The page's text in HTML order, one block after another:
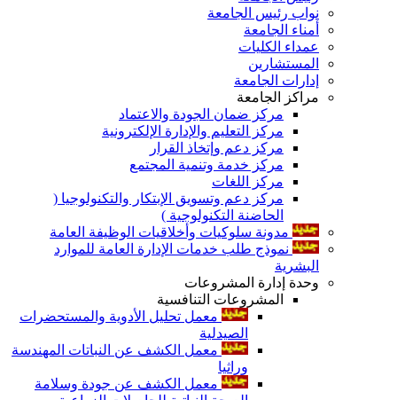
نواب رئيس الجامعة
أمناء الجامعة
عمداء الكليات
المستشارين
إدارات الجامعة
مراكز الجامعة
مركز ضمان الجودة والاعتماد
مركز التعليم والإدارة الإلكترونية
مركز دعم وإتخاذ القرار
مركز خدمة وتنمية المجتمع
مركز اللغات
مركز دعم وتسويق الإبتكار والتكنولوجيا (
الحاضنة التكنولوجية )
مدونة سلوكيات وأخلاقيات الوظيفة العامة
نموذج طلب خدمات الإدارة العامة للموارد
البشرية
وحدة إدارة المشروعات
المشروعات التنافسية
معمل تحليل الأدوية والمستحضرات
الصيدلية
معمل الكشف عن النباتات المهندسة
وراثيا
معمل الكشف عن جودة وسلامة